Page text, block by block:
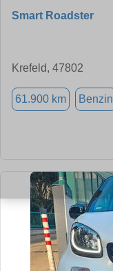
Smart Roadster
Krefeld, 47802
61.900 km Benzin